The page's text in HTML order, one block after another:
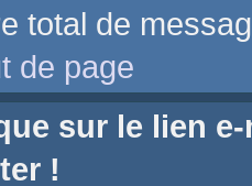
total de
de page
sur le lien
!